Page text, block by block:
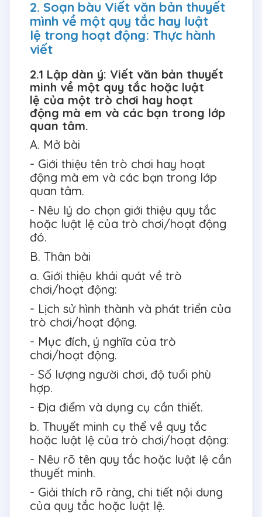
2. Soạn bàu Viết văn bản thuyết
mình về một quy tắc hay luật
lệ trong hoạt động: Thực hành
viết
2.1 Lập dàn ý: Viết văn bản thuyết
minh về một quy tắc hoặc luật
lệ của một trò chơi hay hoạt
động mà em và các bạn trong lớp
quan tâm.
A. Mở bài
- Giới thiệu tên trò chơi hay hoạt
động mà em và các bạn trong lớp
quan tâm.
- Nêu lý do chọn giới thiệu quy tắc
hoặc luật lệ của trò chơi/hoạt động
đó.
B. Thân bài
a. Giới thiệu khái quát về trò
chơi/hoạt động:
- Lịch sử hình thành và phát triển của
trò chơi/hoạt động.
- Mục đích, ý nghĩa của trò
chơi/hoạt động.
- Số lượng người chơi, độ tuổi phù
hợp.
- Địa điểm và dụng cụ cần thiết.
b. Thuyết minh cụ thể về quy tắc
hoặc luật lệ của trò chơi/hoạt động:
- Nêu rõ tên quy tắc hoặc luật lệ cần
thuyết minh.
- Giải thích rõ ràng, chi tiết nội dung
của quy tắc hoặc luật lệ.